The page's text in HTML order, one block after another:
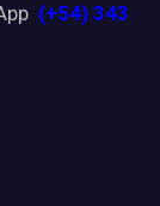
(+54) 343